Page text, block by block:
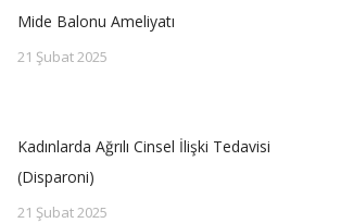
Mide Balonu Ameliyatı
21 Şubat 2025
Kadınlarda Ağrılı Cinsel İlişki Tedavisi
(Disparoni)
21 Şubat 2025